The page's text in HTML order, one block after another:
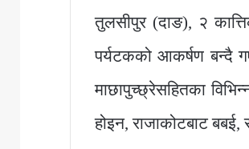
तुलसीपुर (दाङ), २
पर्यटकको आकर्षण बन्दै
माछापुच्छ्रेसहितका
होइन, राजाकोटबाट बबई,